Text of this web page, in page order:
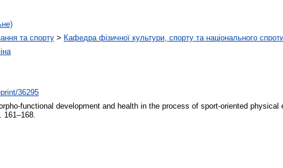
та спорту > Кафедра фізичної культури, спорту та національного
36295
functional development and health in the process of sport-oriented physical